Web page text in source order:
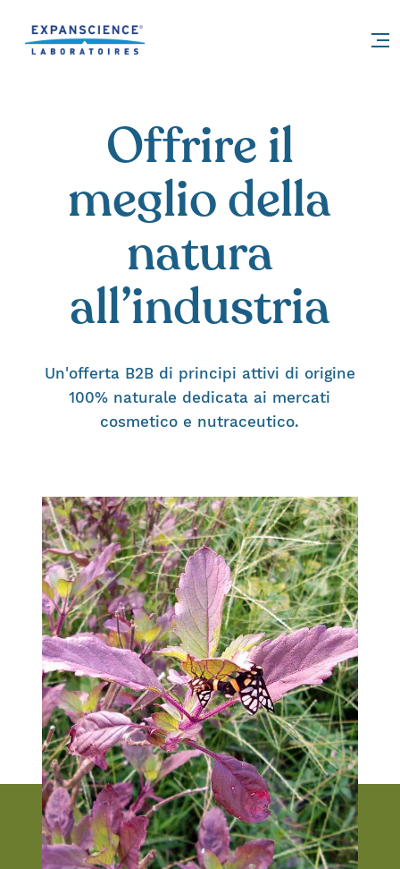
Offrire il
meglio della
natura
all’industria
Un'offerta B2B di principi attivi di origine
100% naturale dedicata ai mercati
cosmetico e nutraceutico.